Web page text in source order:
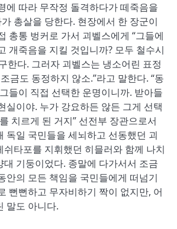
에 따라 무작정 돌격하다가 떼죽음을
총살을 당한다. 현장에서 한 장군이
총통 벙커로 가서 괴벨스에게 “그들에
개죽음을 지킬 것입니까? 모두 철수시
한다. 그러자 괴벨스는 냉소어린 표정
금도 동정하지 않소.”라고 말한다. “동
들이 직접 선택한 운명이니까. 받아들
실이야. 누가 강요하든 않든 그게 선택
치르게 된 거지” ​선전부 장관으로서
독일 국민들을 세뇌하고 선동했던 괴
쉬타포를 지휘했던 히믈러와 함께 나치
기둥이었다. 종말에 다가서서 조금
안의 모든 책임을 국민들에게 떠넘기
뻔뻔하고 무자비하기 짝이 없지만, 어
말도 아니다.